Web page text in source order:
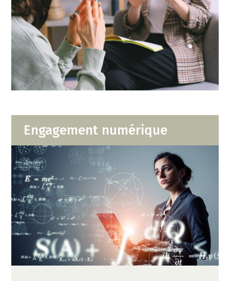
Engagement numérique